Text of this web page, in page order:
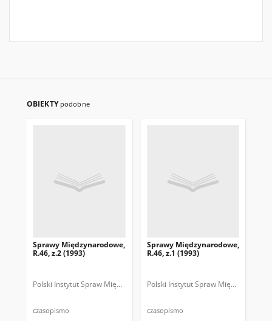
OBIEKTY podobne
Sprawy Międzynarodowe,
R.46, z.2 (1993)
Polski Instytut Spraw Międzynarodowych. Polska Fundacja Spraw
czasopismo
Sprawy Międzynarodowe,
R.46, z.1 (1993)
Polski Instytut Spraw
czasopismo